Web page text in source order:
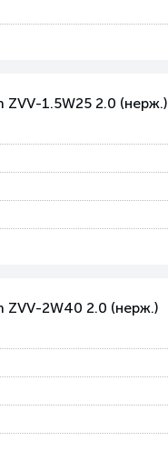
ZVV-1.5W25 2.0 (нерж.)
ZVV-2W40 2.0 (нерж.)